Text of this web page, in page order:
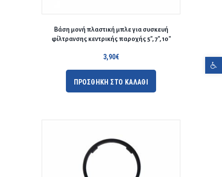
Ανοίξτε τη γραμμή εργαλείων
Βάση μονή πλαστική μπλε για συσκευή
φίλτρανσης κεντρικής παροχής 5″, 7″, 10″
3,90€
ΠΡΟΣΘΗΚΗ ΣΤΟ ΚΑΛΑΘΙ